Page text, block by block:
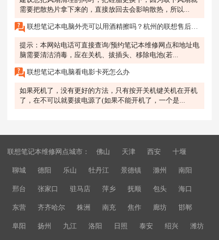
需要把散热片拿下来的，直接放回去会影响散热，所以...
联想笔记本电脑外壳可以用酒精擦吗？杭州的联想售后可靠吗？
提示：本网站电话可直接查询/预约笔记本维修网点和地址电
脑需要清洁消毒，应在关机、拔插头、移除电池(若...
联想笔记本电脑看电影卡死怎么办
如果死机了，没有更好的方法，只有按开关机键关机在开机
了，在不可以就要拔电源了(如果不能开机了，一个是...
联想笔记本维修网点城市： 佛山 天津 西安 十堰
聊城 德阳 乐山 牡丹江 景德镇 滁州 南阳
邢台 张家口 驻马店 萍乡 抚顺 包头 海口
东营 齐齐哈尔 株洲 南充 焦作 廊坊 邯郸
阜阳 扬州 九江 洛阳 日照 泰安 绍兴 潍坊